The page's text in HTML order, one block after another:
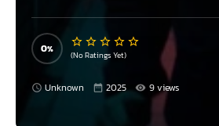
0 (No Ratings Yet)
Unknown 2025 9 views